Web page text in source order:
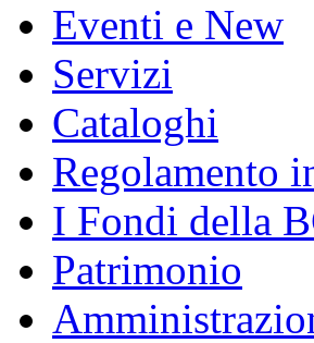
Eventi e New
Servizi
Cataloghi
Regolamento
I Fondi della
Patrimonio